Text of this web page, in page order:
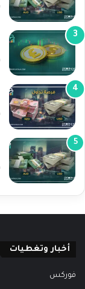
أخبار وتغطيات
فوركس